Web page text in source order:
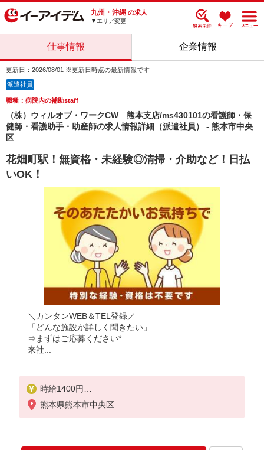
九州・沖縄 の求人
▼エリア変更
仕事情報 企業情報
更新日：2026/08/01 ※更新日時点の最新情報です
派遣社員
職種：病院内の補助staff
（株）ウィルオブ・ワークCW 熊本支店/ms430101の看護師・保
健師・看護助手・助産師の求人情報詳細（派遣社員） - 熊本市中央
区
花畑町駅！無資格・未経験◎清掃・介助など！日払
いOK！
＼カンタンWEB＆TEL登録／
「どんな施設か詳しく聞きたい」
⇒まずはご応募ください*
来社...
時給1400円
◆前払い・日払い・週払いOK
熊本県熊本市中央区